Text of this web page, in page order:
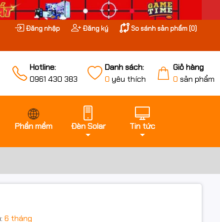
Đăng nhập Đăng ký So sánh sản phẩm (0)
Hotline:
0961 430 383
Danh sách:
0 yêu thích
Giỏ hàng
0 sản phẩm
Phần mềm Đèn Solar Tin tức
6 tháng